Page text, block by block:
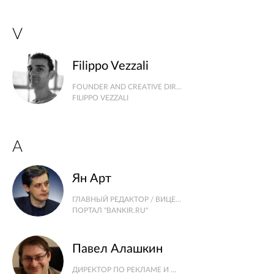
V
Filippo Vezzali
FOUNDER AND CREATIVE DIRECTOR
FILIPPO VEZZALI
А
Ян Арт
ГЛАВНЫЙ РЕДАКТОР / ВИЦЕ-ПРЕЗИДЕНТ АССОЦИАЦИИ РЕГИОНАЛЬНЫХ БАНКОВ РОССИИ
ПОРТАЛ "BANKIR.RU"
Павел Алашкин
ДИРЕКТОР ПО РЕКЛАМЕ И МАРКЕТИНГУ